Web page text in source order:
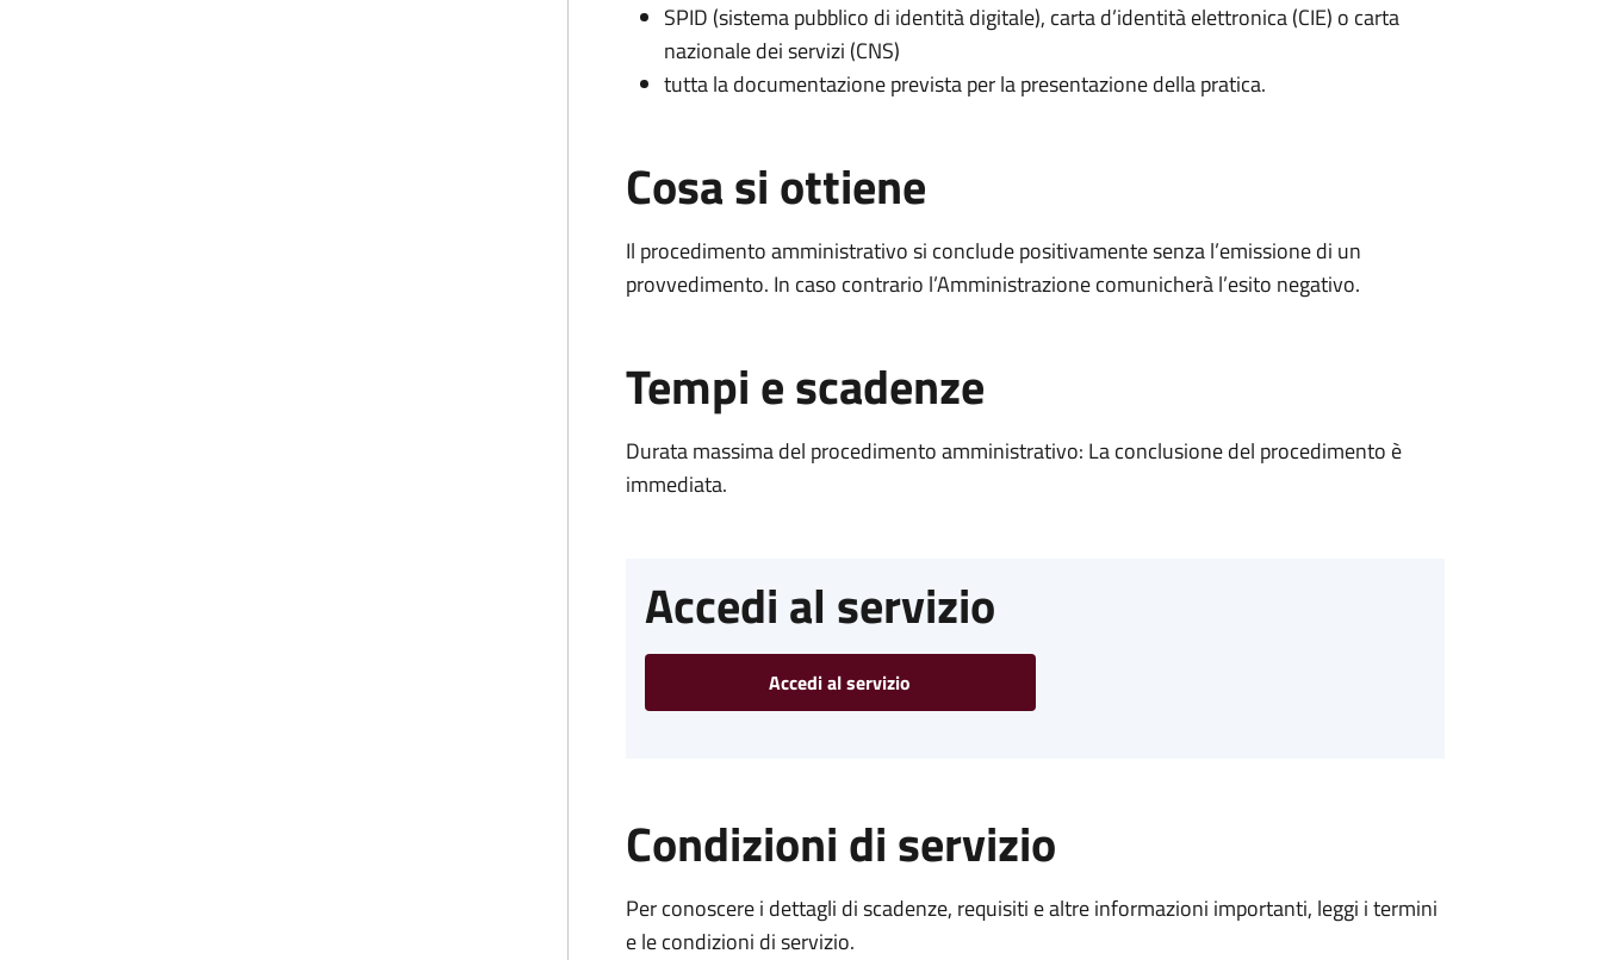
SPID (sistema pubblico di identità digitale), carta d’identità elettronica (CIE) o carta
nazionale dei servizi (CNS)
tutta la documentazione prevista per la presentazione della pratica.
Cosa si ottiene
Il procedimento amministrativo si conclude positivamente senza l’emissione di un
provvedimento. In caso contrario l’Amministrazione comunicherà l’esito negativo.
Tempi e scadenze
Durata massima del procedimento amministrativo: La conclusione del procedimento è
immediata.
Accedi al servizio
Accedi al servizio
Condizioni di servizio
Per conoscere i dettagli di scadenze, requisiti e altre informazioni importanti, leggi i termini
e le condizioni di servizio.